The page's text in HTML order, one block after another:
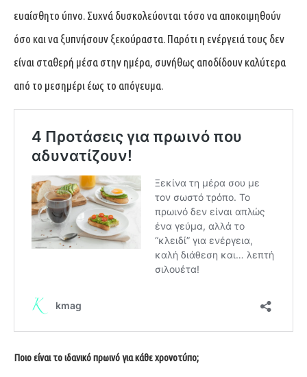
ευαίσθητο ύπνο. Συχνά δυσκολεύονται τόσο να αποκοιμηθούν
όσο και να ξυπνήσουν ξεκούραστα. Παρότι η ενέργειά τους δεν
είναι σταθερή μέσα στην ημέρα, συνήθως αποδίδουν καλύτερα
από το μεσημέρι έως το απόγευμα.
Ποιο είναι το ιδανικό πρωινό για κάθε χρονοτύπο;